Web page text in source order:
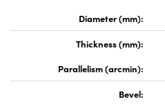
Diameter (mm):
Thickness (mm):
Parallelism (arcmin):
Bevel: